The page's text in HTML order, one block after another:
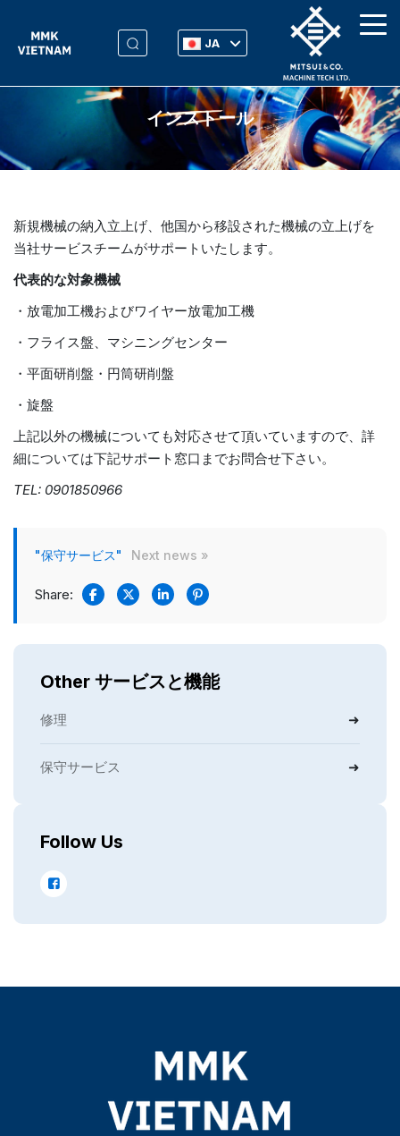
JA
インストール
新規機械の納入立上げ、他国から移設された機械の立上げを
当社サービスチームがサポートいたします。
代表的な対象機械
・放電加工機およびワイヤー放電加工機
・フライス盤、マシニングセンター
・平面研削盤・円筒研削盤
・旋盤
上記以外の機械についても対応させて頂いていますので、詳
細については下記サポート窓口までお問合せ下さい。
TEL: 0901850966
"保守サービス" Next news »
Share:
Other サービスと機能
修理
保守サービス
Follow Us